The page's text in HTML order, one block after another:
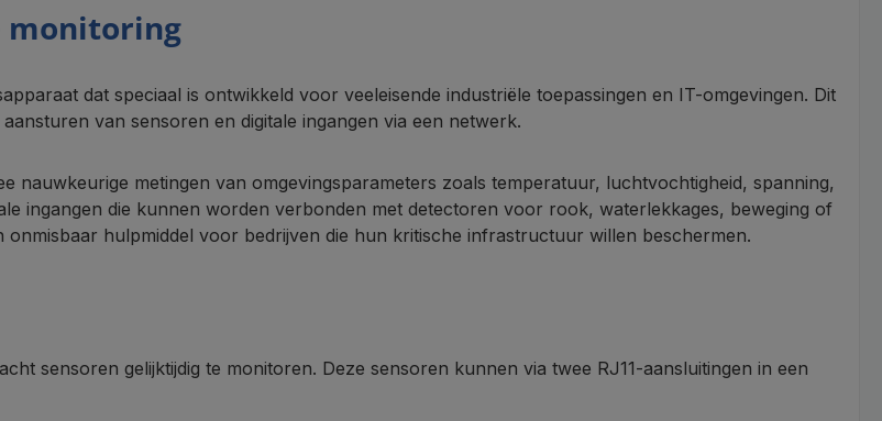
monitoring
dat speciaal is ontwikkeld voor veeleisende industriële toepassingen en IT-omgevingen. Dit
van sensoren en digitale ingangen via een netwerk.
nauwkeurige metingen van omgevingsparameters zoals temperatuur, luchtvochtigheid, spanning,
ingangen die kunnen worden verbonden met detectoren voor rook, waterlekkages, beweging of
hulpmiddel voor bedrijven die hun kritische infrastructuur willen beschermen.
sensoren gelijktijdig te monitoren. Deze sensoren kunnen via twee RJ11-aansluitingen in een